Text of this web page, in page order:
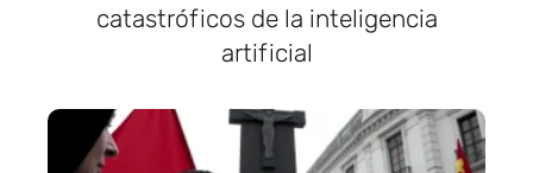
catastróficos de la inteligencia
artificial